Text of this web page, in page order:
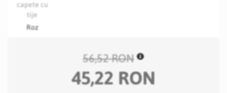
Roz
56,52 RON
45,22 RON